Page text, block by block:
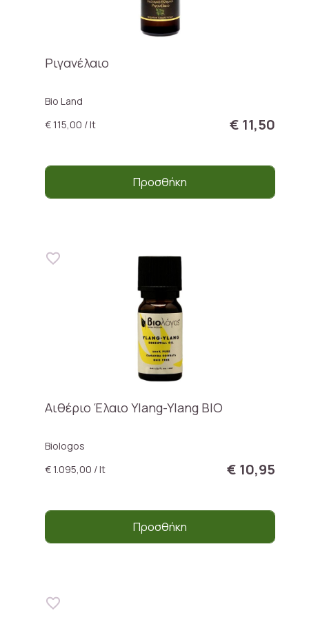
Ριγανέλαιο
Bio Land
€ 115,00 / lt
€ 11,50
Προσθήκη
Αιθέριο Έλαιο Ylang-Ylang BIO
Biologos
€ 1.095,00 / lt
€ 10,95
Προσθήκη